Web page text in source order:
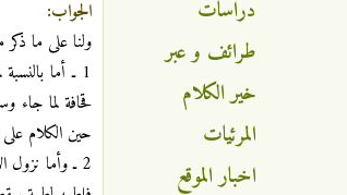
الجواب:
ولنا على ما
1 ـ أما
قحافة لما
حين الكلام
2 ـ وأما
دراسات
طرائف و عبر
خير الكلام
المرئيات
اخبار الموقع